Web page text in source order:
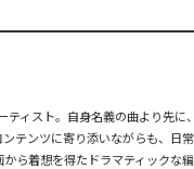
ティスト。自身名義の曲より先に
テンツに寄り添いながらも、日
ら着想を得たドラマティックな